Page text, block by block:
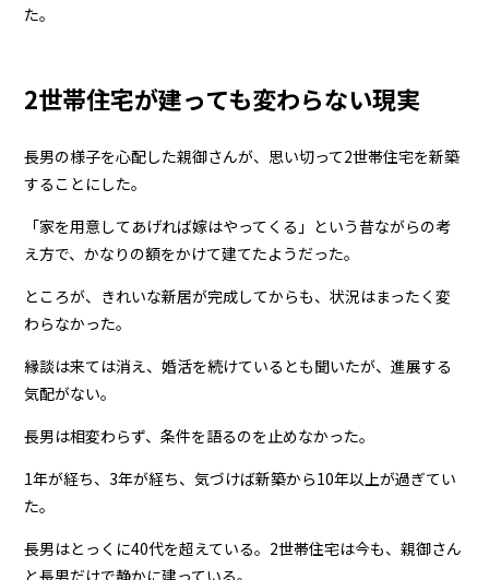
た。
2世帯住宅が建っても変わらない現実
長男の様子を心配した親御さんが、思い切って2世帯住宅を新築
することにした。
「家を用意してあげれば嫁はやってくる」という昔ながらの考
え方で、かなりの額をかけて建てたようだった。
ところが、きれいな新居が完成してからも、状況はまったく変
わらなかった。
縁談は来ては消え、婚活を続けているとも聞いたが、進展する
気配がない。
長男は相変わらず、条件を語るのを止めなかった。
1年が経ち、3年が経ち、気づけば新築から10年以上が過ぎてい
た。
長男はとっくに40代を超えている。2世帯住宅は今も、親御さん
と長男だけで静かに建っている。